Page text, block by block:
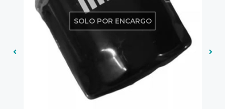
SOLO POR ENCARGO